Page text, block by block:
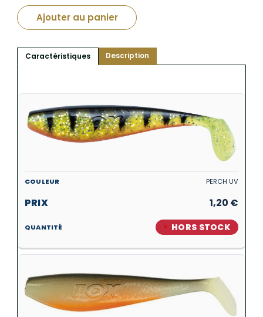
Ajouter au panier
Caractéristiques Description
PERCH UV
1,20 €
HORS STOCK